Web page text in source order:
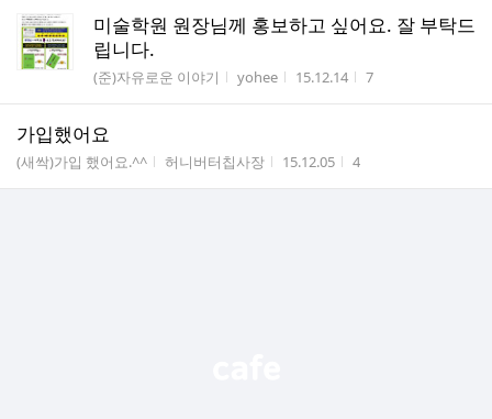
미술학원 원장님께 홍보하고 싶어요. 잘 부탁드
립니다.
게시판명
(준)자유로운 이야기 작성자
yohee 작성시간
15.12.14 조회수
7
가입했어요
게시판명
(새싹)가입 했어요.^^ 작성자
허니버터칩사장 작성시간
15.12.05 조회수
4